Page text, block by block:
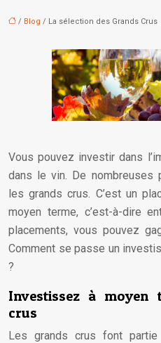
/ Blog / La sélection des Grands Crus
Vous pouvez investir dans
dans le vin. De nombreuses
les grands crus. C’est un
moyen terme, c’est-à-dire
placements, vous pouvez
Comment se passe un
?
Investissez à moyen
crus
Les grands crus font